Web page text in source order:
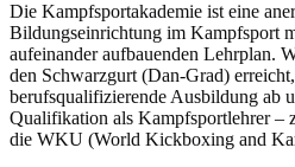
Die Kampfsportakademie ist eine
Bildungseinrichtung im Kampfsport
aufeinander aufbauenden Lehrplan.
den Schwarzgurt (Dan-Grad)
berufsqualifizierende Ausbildung ab
Qualifikation als Kampfsportlehrer –
die WKU (World Kickboxing and